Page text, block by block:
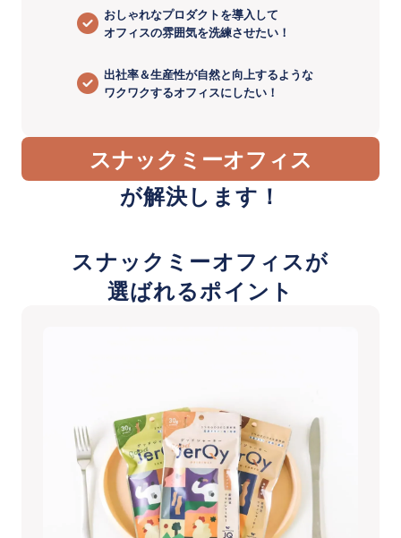
おしゃれなプロダクトを導入して
オフィスの雰囲気を洗練させたい！
出社率＆生産性が自然と向上するような
ワクワクするオフィスにしたい！
スナックミーオフィス
が解決します！
スナックミーオフィスが
選ばれるポイント